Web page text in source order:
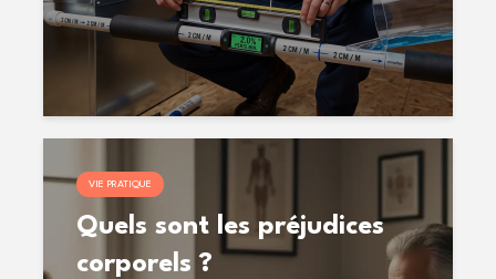
VIE PRATIQUE
Quels sont les préjudices
corporels ?